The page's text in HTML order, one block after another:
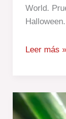
World.
Halloween.
Leer más »
Probando
rotuladores